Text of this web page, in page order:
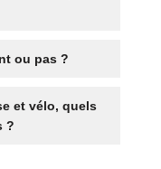
ou pas ?
et vélo, quels
?